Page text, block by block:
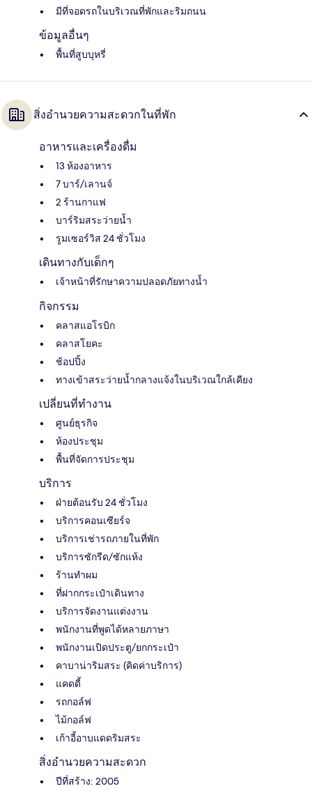
มีที่จอดรถในบริเวณที่พักและริมถนน
ข้อมูลอื่นๆ
พื้นที่สูบบุหรี่
สิ่งอำนวยความสะดวกในที่พัก
อาหารและเครื่องดื่ม
13 ห้องอาหาร
7 บาร์/เลานจ์
2 ร้านกาแฟ
บาร์ริมสระว่ายน้ำ
รูมเซอร์วิส 24 ชั่วโมง
เดินทางกับเด็กๆ
เจ้าหน้าที่รักษาความปลอดภัยทางน้ำ
กิจกรรม
คลาสแอโรบิก
คลาสโยคะ
ช้อปปิ้ง
ทางเข้าสระว่ายน้ำกลางแจ้งในบริเวณใกล้เคียง
เปลี่ยนที่ทำงาน
ศูนย์ธุรกิจ
ห้องประชุม
พื้นที่จัดการประชุม
บริการ
ฝ่ายต้อนรับ 24 ชั่วโมง
บริการคอนเซียร์จ
บริการเช่ารถภายในที่พัก
บริการซักรีด/ซักแห้ง
ร้านทำผม
ที่ฝากกระเป๋าเดินทาง
บริการจัดงานแต่งงาน
พนักงานที่พูดได้หลายภาษา
พนักงานเปิดประตู/ยกกระเป๋า
คาบาน่าริมสระ (คิดค่าบริการ)
แคดดี้
รถกอล์ฟ
ไม้กอล์ฟ
เก้าอี้อาบแดดริมสระ
สิ่งอำนวยความสะดวก
ปีที่สร้าง: 2005